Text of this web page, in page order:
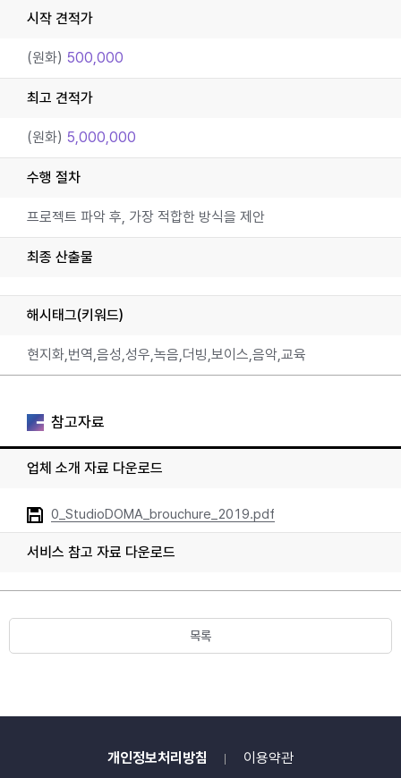
시작 견적가
(원화) 500,000
최고 견적가
(원화) 5,000,000
수행 절차
프로젝트 파악 후, 가장 적합한 방식을 제안
최종 산출물
해시태그(키워드)
현지화,번역,음성,성우,녹음,더빙,보이스,음악,교육
참고자료
업체 소개 자료 다운로드
0_StudioDOMA_brouchure_2019.pdf
서비스 참고 자료 다운로드
목록
개인정보처리방침 이용약관